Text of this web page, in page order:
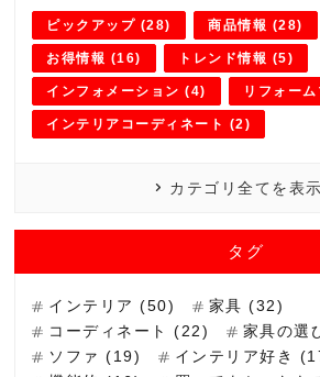
ピックアップ (28) 商品情報 (28)
お得情報 (16) トレンド情報 (5)
インフォメーション (4) リフォー
インテリアコーディネート (2)
カテゴリ全てを表示
タグ
インテリア (50)
家具 (32)
コーディネート (22)
家具の選
ソファ (19)
インテリア好き